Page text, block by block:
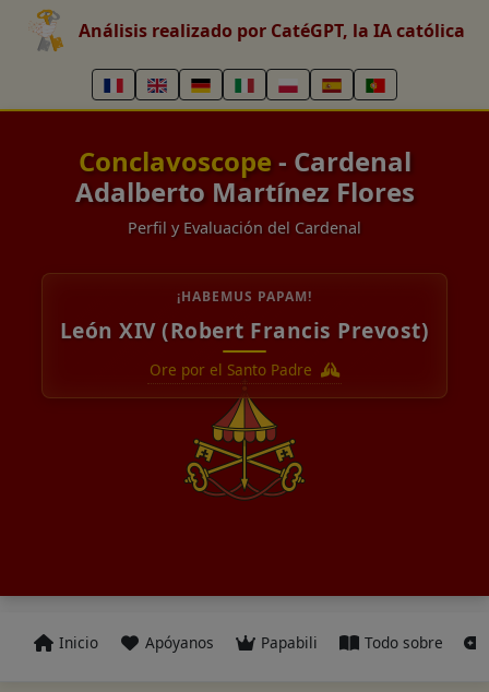
Análisis realizado por CatéGPT, la IA católica
Conclavoscope - Cardenal
Adalberto Martínez Flores
Perfil y Evaluación del Cardenal
¡HABEMUS PAPAM!
León XIV (Robert Francis Prevost)
Ore por el Santo Padre
Inicio Apóyanos Papabili Todo sobre